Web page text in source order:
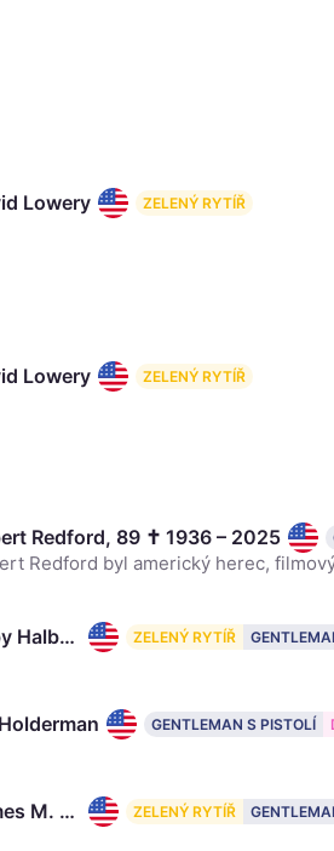
Lowery ZELENÝ RYTÍŘ
Lowery ZELENÝ RYTÍŘ
Redford, 89 ✝ 1936 – 2025
Toby Halbrooks ZELENÝ RYTÍŘ
GENTLEMAN S PISTOLÍ
James M. Johnston ZELENÝ RYTÍŘ